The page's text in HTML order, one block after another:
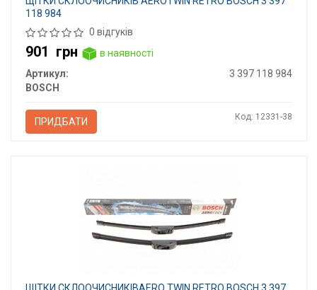
118 984
0 відгуків
901 грн
в наявності
Артикул:
3 397 118 984
BOSCH
ПРИДБАТИ Код: 12331-38